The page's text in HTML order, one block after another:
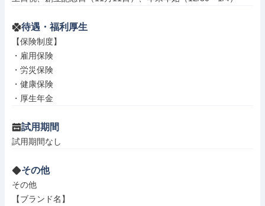
待遇・福利厚生
【保険制度】
・雇用保険
・労災保険
・健康保険
・厚生年金
試用期間
試用期間なし
その他
その他
【ブランド名】